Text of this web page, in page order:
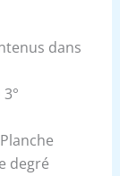
dans
degré